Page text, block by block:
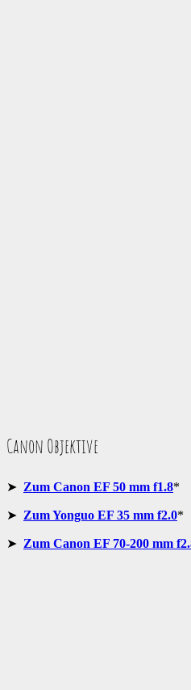
Canon Objektive
➤ Zum Canon EF 50 mm f1.8*
➤ Zum Yonguo EF 35 mm f2.0*
➤ Zum Canon EF 70-200 mm